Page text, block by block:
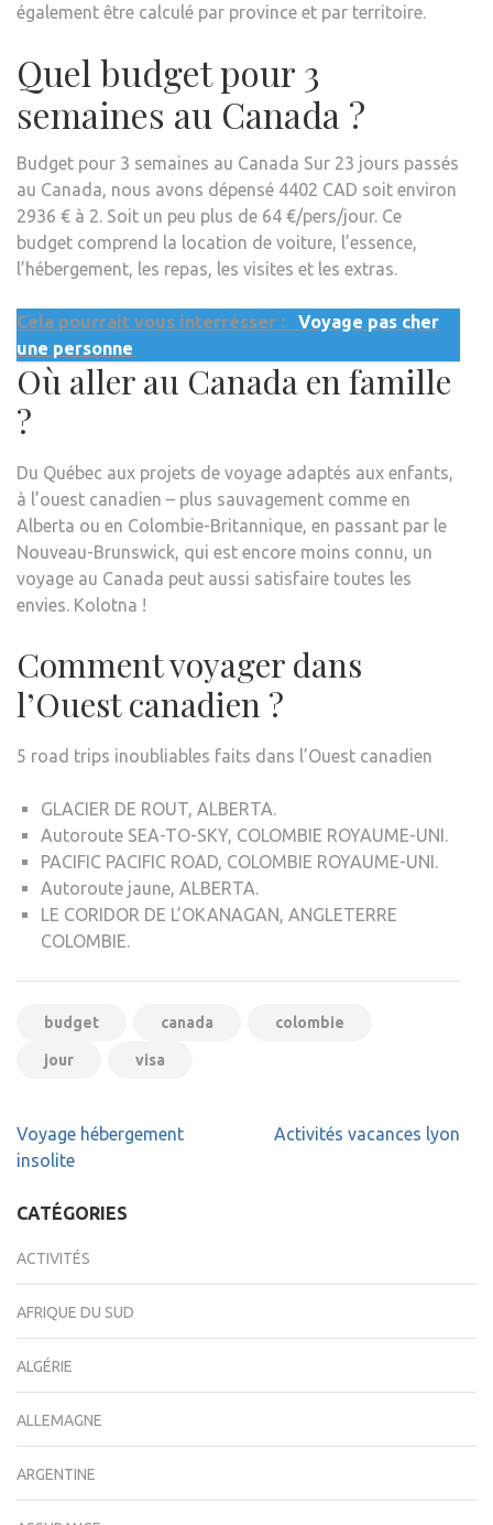
également être calculé par province et par territoire.
Quel budget pour 3
semaines au Canada ?
Budget pour 3 semaines au Canada Sur 23 jours passés
au Canada, nous avons dépensé 4402 CAD soit environ
2936 € à 2. Soit un peu plus de 64 €/pers/jour. Ce
budget comprend la location de voiture, l’essence,
l’hébergement, les repas, les visites et les extras.
Cela pourrait vous interrésser :
Voyage pas cher
une personne
Où aller au Canada en famille
?
Du Québec aux projets de voyage adaptés aux enfants,
à l’ouest canadien – plus sauvagement comme en
Alberta ou en Colombie-Britannique, en passant par le
Nouveau-Brunswick, qui est encore moins connu, un
voyage au Canada peut aussi satisfaire toutes les
envies. Kolotna !
Comment voyager dans
l’Ouest canadien ?
5 road trips inoubliables faits dans l’Ouest canadien
GLACIER DE ROUT, ALBERTA.
Autoroute SEA-TO-SKY, COLOMBIE ROYAUME-UNI.
PACIFIC PACIFIC ROAD, COLOMBIE ROYAUME-UNI.
Autoroute jaune, ALBERTA.
LE CORIDOR DE L’OKANAGAN, ANGLETERRE
COLOMBIE.
budget canada colombie
jour visa
Navigation
de
Voyage hébergement
insolite
Activités vacances lyon
CATÉGORIES
ACTIVITÉS
AFRIQUE DU SUD
ALGÉRIE
ALLEMAGNE
ARGENTINE